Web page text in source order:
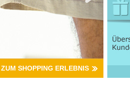
SHOPPING ERLEBNIS